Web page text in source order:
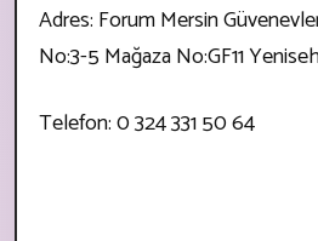
Adres: Forum Mersin
No:3-5 Mağaza No:GF11
Telefon: 0 324 331 50 64